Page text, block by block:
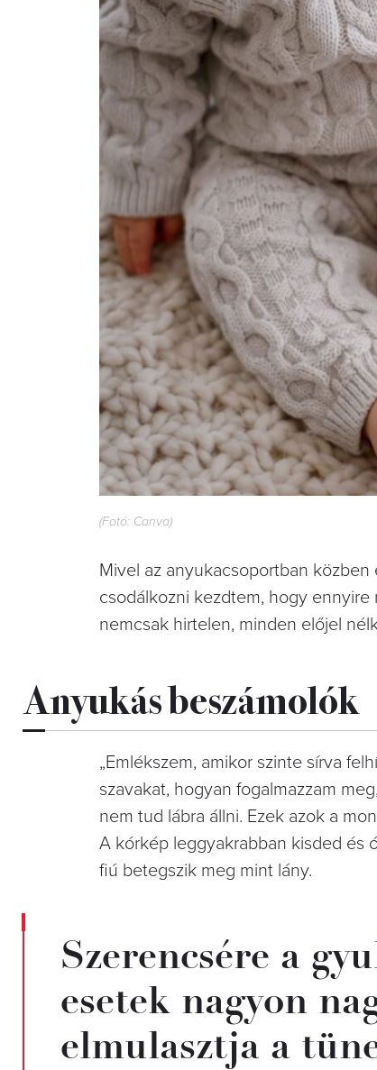
(Fotó: Canva)
Mivel az anyukacsoportban
csodálkozni kezdtem, hogy
nemcsak hirtelen, minden előjel
Anyukás beszámolók
„Emlékszem, amikor szinte sírva
szavakat, hogyan fogalmazzam
nem tud lábra állni. Ezek azok a
A kórkép leggyakrabban kisded és
fiú betegszik meg mint lány.
Szerencsére a
esetek nagyon
elmulasztja a